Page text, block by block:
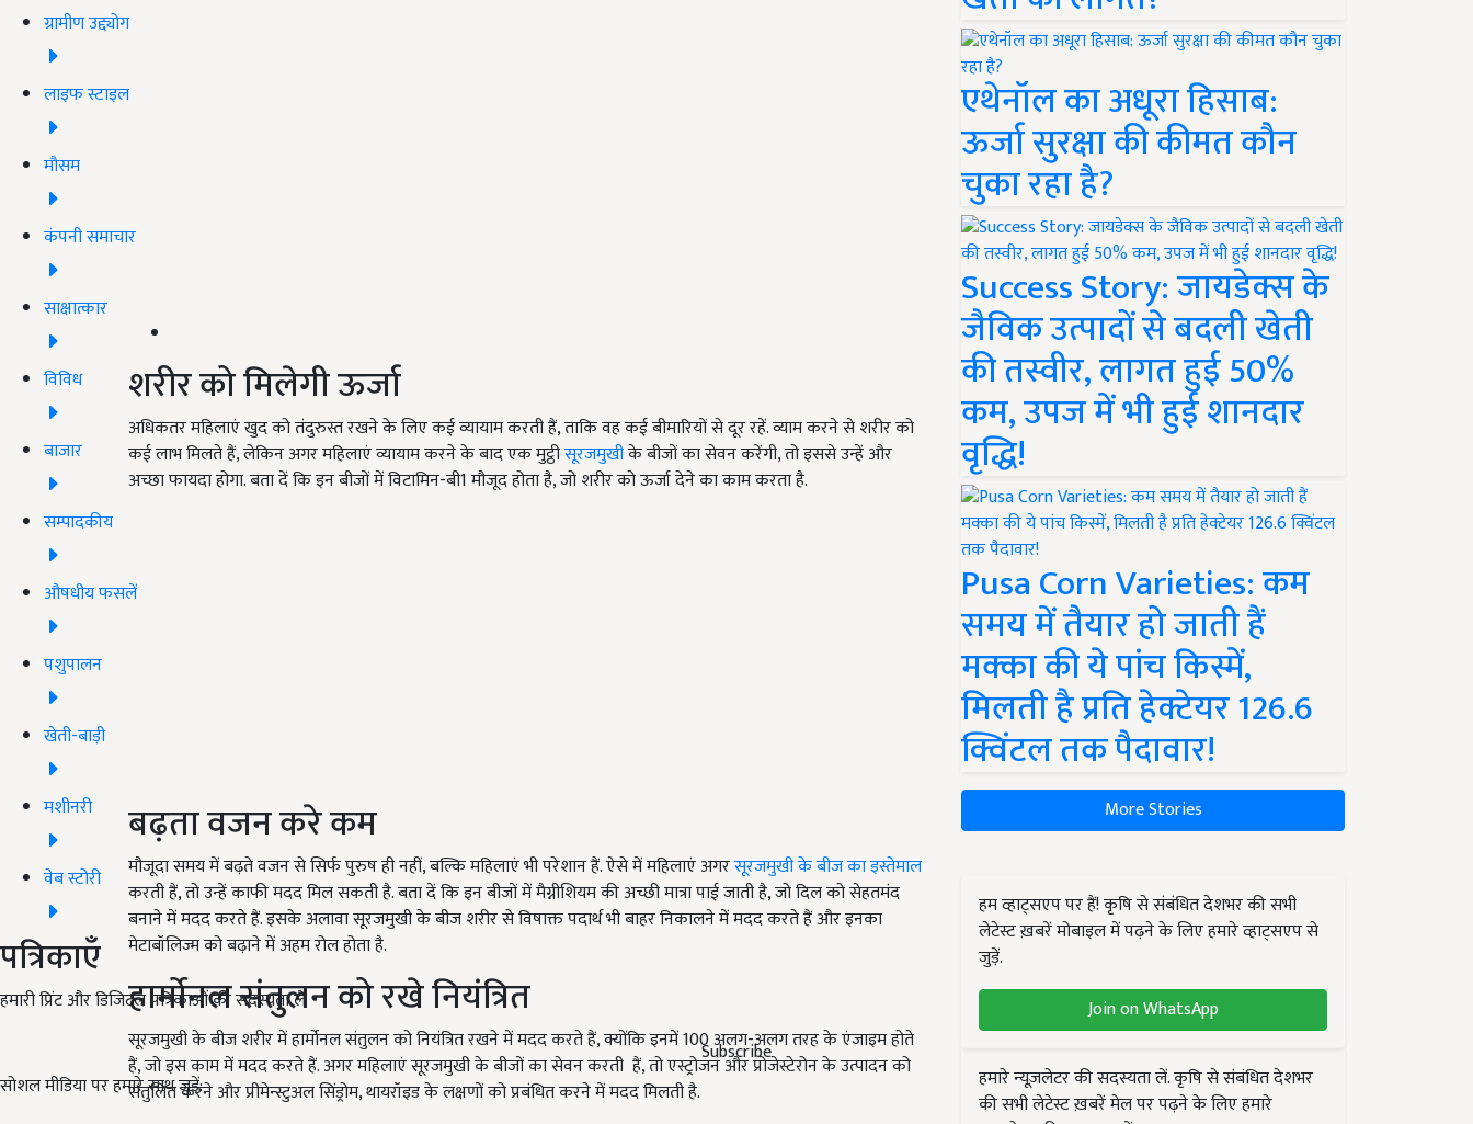
ग्रामीण उद्द्योग
लाइफ स्टाइल
मौसम
कंपनी समाचार
साक्षात्कार
विविध
बाजार
सम्पादकीय
औषधीय फसलें
पशुपालन
खेती-बाड़ी
मशीनरी
वेब स्टोरी
पत्रिकाएँ
हमारी प्रिंट और डिजिटल पत्रिकाओं की सदस्यता लें
Subscribe
सोशल मीडिया पर हमारे साथ जुड़ें:
शरीर को मिलेगी ऊर्जा
अधिकतर महिलाएं खुद को तंदुरुस्त रखने के लिए कई व्यायाम करती हैं, ताकि वह कई बीमारियों से दूर रहें. व्याम करने से शरीर को
कई लाभ मिलते हैं, लेकिन अगर महिलाएं व्यायाम करने के बाद एक मुट्ठीसूरजमुखीके बीजों का सेवन करेंगी, तो इससे उन्हें और
अच्छा फायदा होगा. बता दें कि इन बीजों में विटामिन-बी1 मौजूद होता है, जो शरीर को ऊर्जा देने का काम करता है.
बढ़ता वजन करे कम
मौजूदा समय में बढ़ते वजन से सिर्फ पुरुष ही नहीं, बल्कि महिलाएं भी परेशान हैं. ऐसे में महिलाएं अगरसूरजमुखी के बीज का इस्तेमाल
करती हैं, तो उन्हें काफी मदद मिल सकती है. बता दें कि इन बीजों में मैग्नीशियम की अच्छी मात्रा पाई जाती है, जो दिल को सेहतमंद
बनाने में मदद करते हैं. इसके अलावा सूरजमुखी के बीज शरीर से विषाक्त पदार्थ भी बाहर निकालने में मदद करते हैं और इनका
मेटाबॉलिज्म को बढ़ाने में अहम रोल होता है.
हार्मोनल संतुलन को रखे नियंत्रित
सूरजमुखी के बीज शरीर में हार्मोनल संतुलन को नियंत्रित रखने में मदद करते हैं, क्योंकि इनमें 100 अलग-अलग तरह के एंजाइम होते
हैं, जो इस काम में मदद करते हैं. अगर महिलाएं सूरजमुखी के बीजों का सेवन करती हैं, तो एस्ट्रोजन और प्रोजेस्टेरोन के उत्पादन को
संतुलित करने और प्रीमेन्स्टुअल सिंड्रोम, थायरॉइड के लक्षणों को प्रबंधित करने में मदद मिलती है.
एथेनॉल का अधूरा हिसाब:
ऊर्जा सुरक्षा की कीमत कौन
चुका रहा है?
Success Story: जायडेक्स के
जैविक उत्पादों से बदली खेती
की तस्वीर, लागत हुई 50%
कम, उपज में भी हुई शानदार
वृद्धि!
Pusa Corn Varieties: कम
समय में तैयार हो जाती हैं
मक्का की ये पांच किस्में,
मिलती है प्रति हेक्टेयर 126.6
क्विंटल तक पैदावार!
More Stories
हम व्हाट्सएप पर हैं! कृषि से संबंधित देशभर की सभी
लेटेस्ट ख़बरें मोबाइल में पढ़ने के लिए हमारे व्हाट्सएप से
जुड़ें.
Join on WhatsApp
हमारे न्यूज़लेटर की सदस्यता लें. कृषि से संबंधित देशभर
की सभी लेटेस्ट ख़बरें मेल पर पढ़ने के लिए हमारे